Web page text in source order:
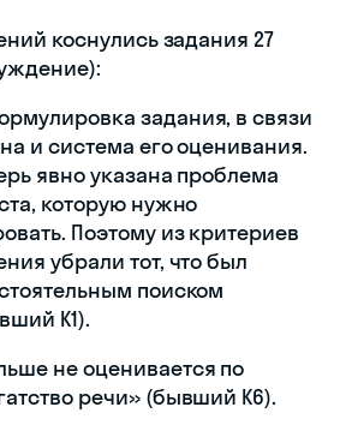
коснулись задания 27
задания, в связи
и система его оценивания.
явно указана проблема
которую нужно
Поэтому из критериев
убрали тот, что был
поиском
К1).
не оценивается по
речи» (бывший К6).